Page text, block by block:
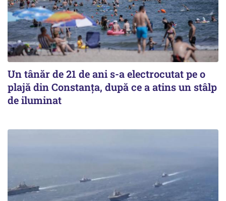
Un tânăr de 21 de ani s-a electrocutat pe o
plajă din Constanța, după ce a atins un stâlp
de iluminat